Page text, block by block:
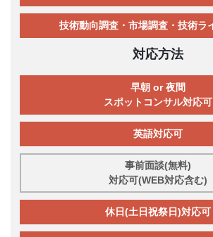
技術動向調査・市場調査・技術ラ
対応方法
早朝 or 夜間
スポットコンサル対応可
英語対応可
事前面談(無料)
対応可(WEB対応含む)
休日(土日祝祭日)対応可